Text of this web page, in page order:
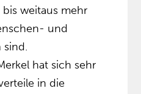
weitaus mehr
und
sind.
hat sich sehr
in die